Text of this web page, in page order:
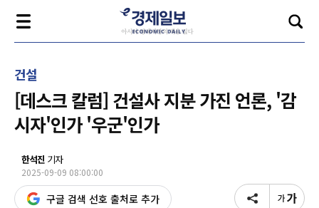
건설
[데스크 칼럼] 건설사 지분 가진 언론, '감
시자'인가 '우군'인가
한석진 기자
2025-09-09 08:00:00
구글 검색 선호 출처로 추가